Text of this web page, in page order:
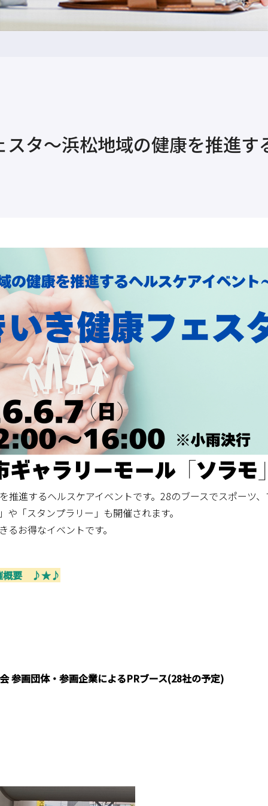
タ～浜松地域の健康を推進す
推進するヘルスケアイベントです。28のブースでスポーツ
「スタンプラリー」も開催されます。
お得なイベントです。
催概要 ♪★♪
参画団体・参画企業によるPRブース(28社の予定)